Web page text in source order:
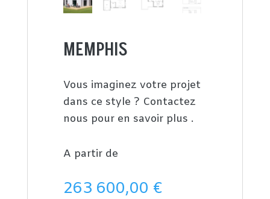
MEMPHIS
Vous imaginez votre projet
dans ce style ? Contactez
nous pour en savoir plus .
A partir de
263 600,00 €